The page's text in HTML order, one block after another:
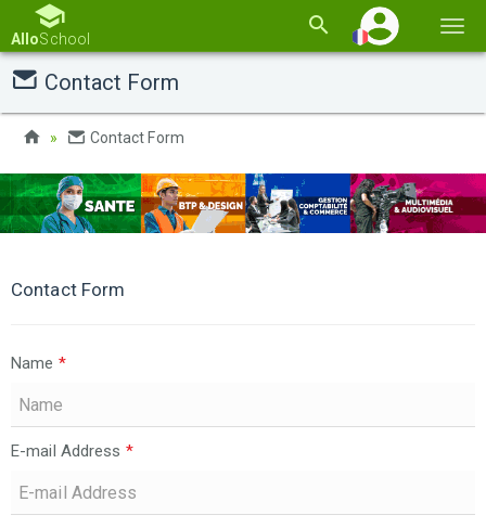
la
AlloSchool
Contact Form
Contact Form
Contact Form
Name *
E-mail Address *